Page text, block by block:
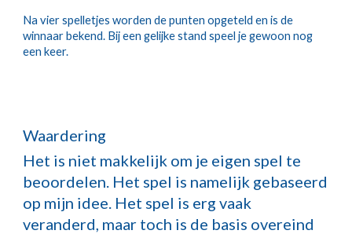
Na vier spelletjes worden de punten opgeteld en is de
winnaar bekend. Bij een gelijke stand speel je gewoon nog
een keer.
Waardering
Het is niet makkelijk om je eigen spel te
beoordelen. Het spel is namelijk gebaseerd
op mijn idee. Het spel is erg vaak
veranderd, maar toch is de basis overeind